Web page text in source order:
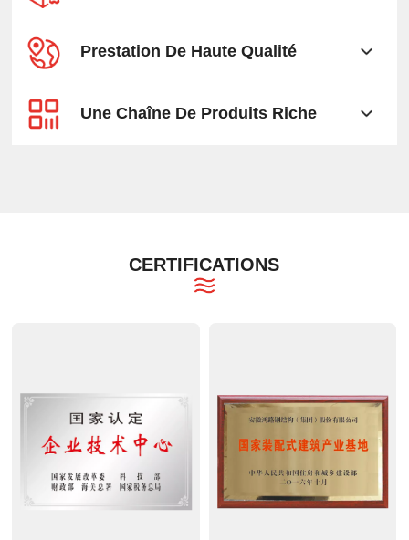
Prestation De Haute Qualité
Une Chaîne De Produits Riche
CERTIFICATIONS